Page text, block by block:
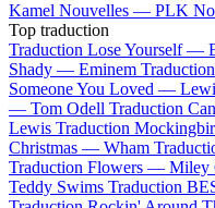
Kamel Nouvelles — PLK
Top traduction
Traduction Lose Yourself —
Shady — Eminem
Someone You Loved —
— Tom Odell Traduction
Lewis Traduction
Christmas — Wham
Traduction Flowers — Miley
Teddy Swims Traduction